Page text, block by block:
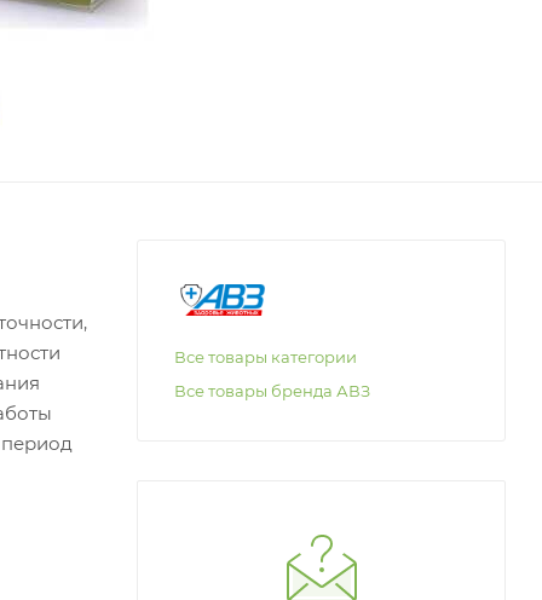
Все товары категории
Все товары бренда АВЗ